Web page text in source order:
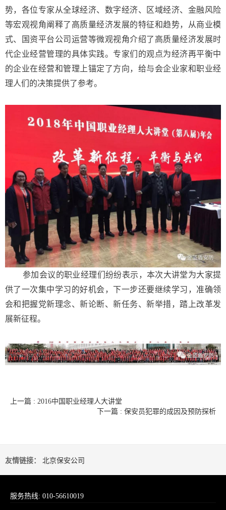
势，各位专家从全球经济、数字经济、区域经济、金融风险
等宏观视角阐释了高质量经济发展的特征和趋势，从商业模
式、国资平台公司运营等微观视角介绍了高质量经济发展时
代企业经营管理的具体实践。专家们的观点为经济再平衡中
的企业在经营和管理上锚定了方向，给与会企业家和职业经
理人们的决策提供了参考。
参加会议的职业经理们纷纷表示，本次大讲堂为大家提
供了一次集中学习的好机会，下一步还要继续学习，准确领
会和把握党新理念、新论断、新任务、新举措，踏上改革发
展新征程。
上一篇 : 2016中国职业经理人大讲堂
下一篇 : 保安员犯罪的成因及预防探析
友情链接： 北京保安公司
服务热线: 010-56610019